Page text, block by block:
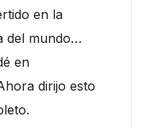
en la
del mundo…
en
dirijo esto